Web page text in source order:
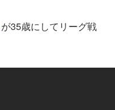
が35歳にしてリーグ戦